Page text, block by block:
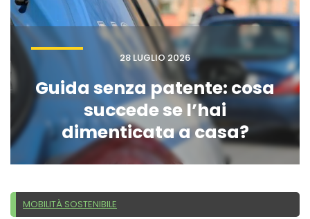
28 LUGLIO 2026
Guida senza patente: cosa
succede se l’hai
dimenticata a casa?
MOBILITÀ SOSTENIBILE